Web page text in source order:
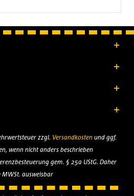
zzgl. Versandkostenund ggf.
wenn nicht anders beschrieben
gem. § 25a UStG. Daher
MWSt. ausweisbar